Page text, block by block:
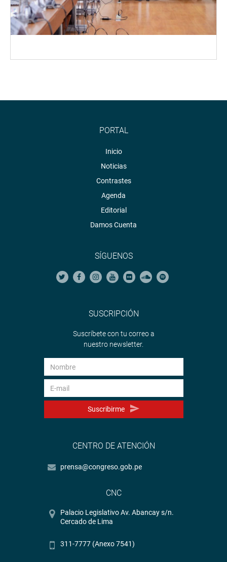
PORTAL
Inicio
Noticias
Contrastes
Agenda
Editorial
Damos Cuenta
SÍGUENOS
SUSCRIPCIÓN
Suscríbete con tu correo a
nuestro newsletter.
Suscribirme
CENTRO DE ATENCIÓN
prensa@congreso.gob.pe
CNC
Palacio Legislativo Av. Abancay s/n.
Cercado de Lima
311-7777 (Anexo 7541)